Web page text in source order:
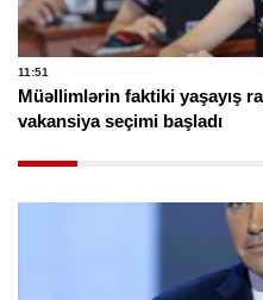
11:51
Müəllimlərin faktiki yaşayış
vakansiya seçimi başladı